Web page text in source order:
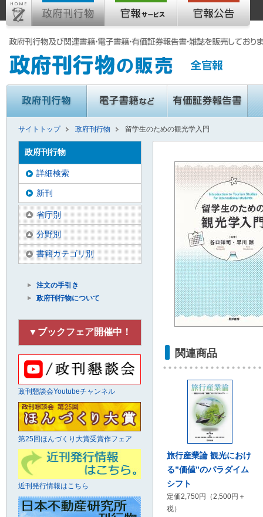
サイトトップ 政府刊行物 留学生のための観光学入門
関連商品
旅行産業論 観光におけ
る”価値”のパラダイム
シフト
定価2,750円（2,500円＋
税）
政府刊行物
詳細検索
新刊
省庁別
分野別
書籍カテゴリ別
注文の手引き
政府刊行物について
▼ブックフェア開催中！
政刊懇談会Youtubeチャンネル
第25回ほんづくり大賞受賞作フェア
近刊発行情報はこちら